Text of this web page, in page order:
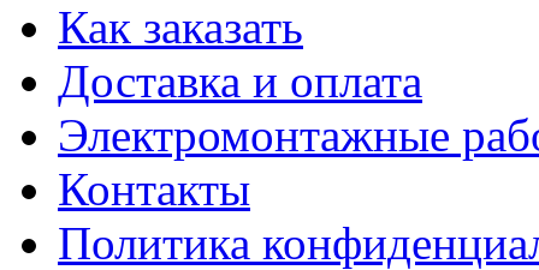
Как заказать
Доставка и оплата
Электромонтажные
Контакты
Политика